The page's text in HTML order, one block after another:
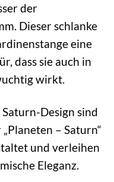
der
Dieser schlanke
eine
dass sie auch in
wirkt.
Design sind
– Saturn“
und verleihen
Eleganz.